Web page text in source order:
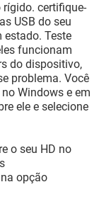
rígido. certifique-
USB do seu
estado. Teste
funcionam
do dispositivo,
problema. Você
Windows e em
ele e selecione
o seu HD no
opção